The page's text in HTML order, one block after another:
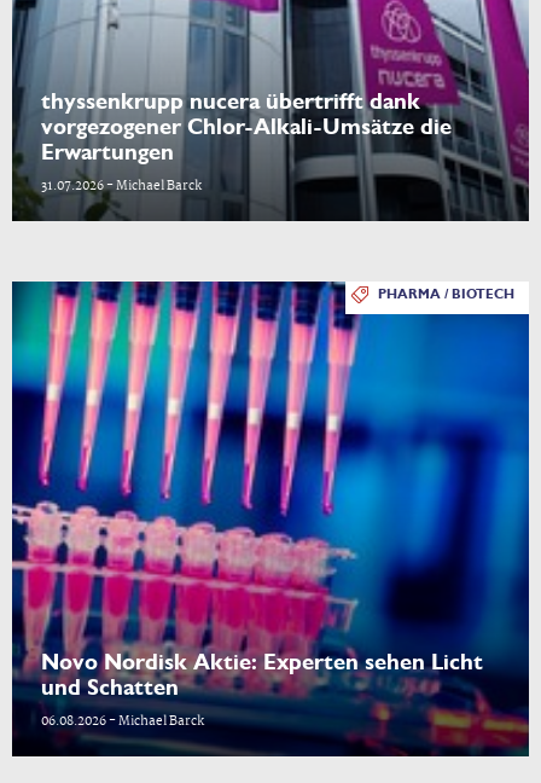
thyssenkrupp nucera übertrifft dank
vorgezogener Chlor-Alkali-Umsätze die
Erwartungen
31.07.2026 - Michael Barck
PHARMA / BIOTECH
Novo Nordisk Aktie: Experten sehen Licht
und Schatten
06.08.2026 - Michael Barck